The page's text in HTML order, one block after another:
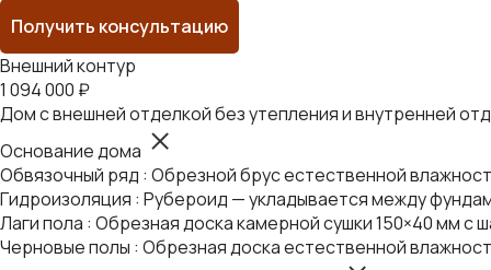
Получить консультацию
Внешний контур
1 094 000 ₽
Дом с внешней отделкой без утепления и внутренней
Основание дома
Обвязочный ряд : Обрезной брус естественной
Гидроизоляция : Рубероид — укладывается между
Лаги пола : Обрезная доска камерной сушки 150×40 мм с
Черновые полы : Обрезная доска естественной